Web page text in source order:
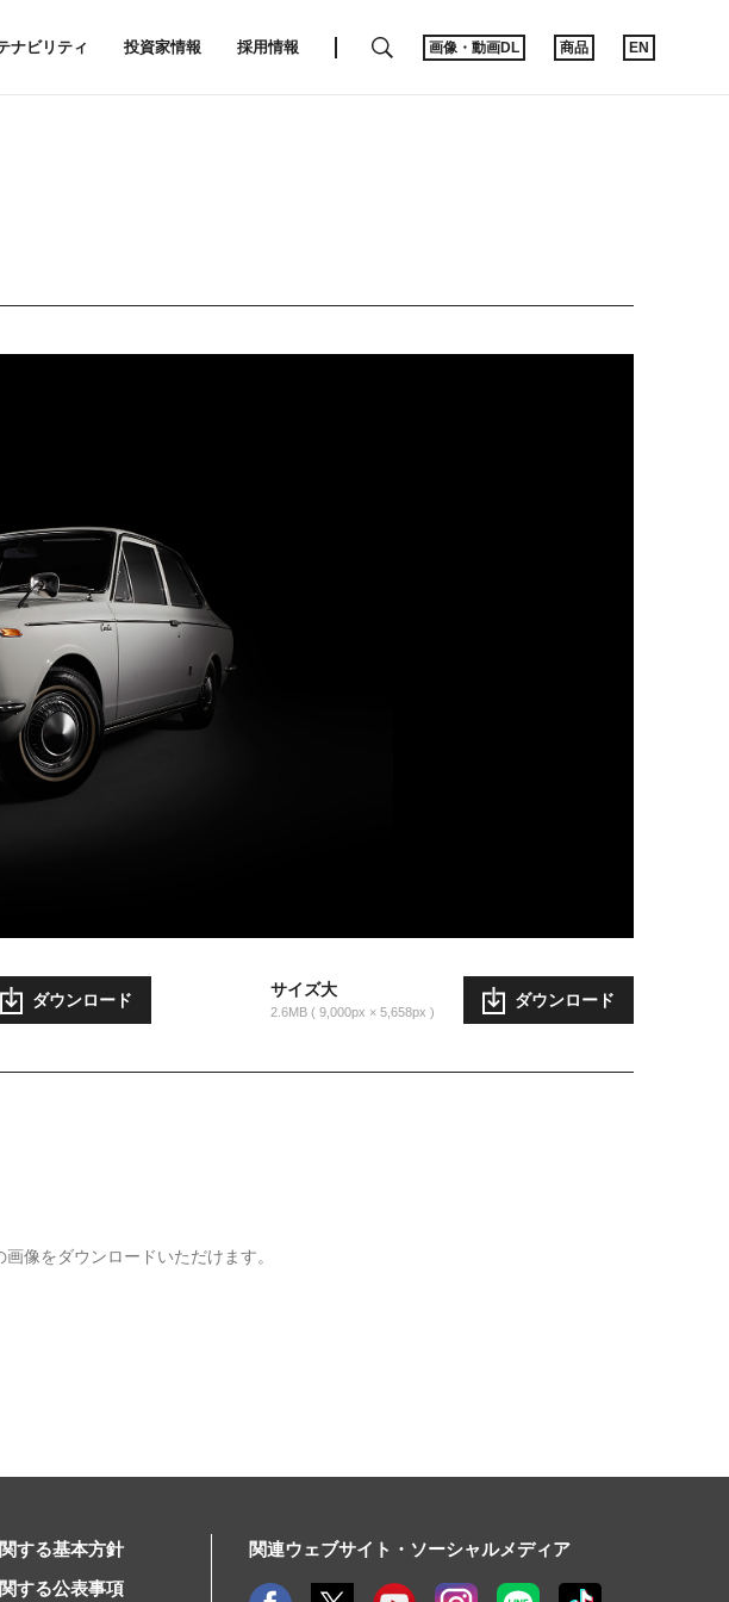
ナビリティ 投資家情報 採用情報 SEARCH画像・動画DL 商品 EN
ダウンロード
サイズ大
2.6MB 9,000px × 5,658px
ダウンロード
像をダウンロードいただけます。
する基本方針
する公表事項
関連ウェブサイト・ソーシャルメディア